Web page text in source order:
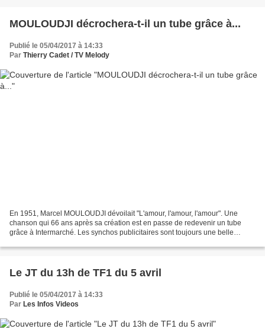
MOULOUDJI décrochera-t-il un tube grâce à...
Publié le 05/04/2017 à 14:33
Par Thierry Cadet / TV Melody
En 1951, Marcel MOULOUDJI dévoilait "L'amour, l'amour, l'amour". Une
chanson qui 66 ans après sa création est en passe de redevenir un tube
grâce à Intermarché. Les synchos publicitaires sont toujours une belle
Le JT du 13h de TF1 du 5 avril
Publié le 05/04/2017 à 14:33
Par Les Infos Videos